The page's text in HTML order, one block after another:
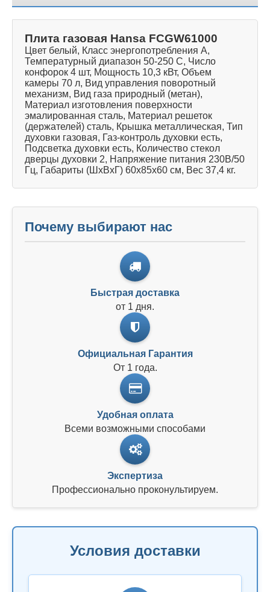
Плита газовая Hansa FCGW61000
Цвет белый, Класс энергопотребления А,
Температурный диапазон 50-250 С, Число
конфорок 4 шт, Мощность 10,3 кВт, Объем
камеры 70 л, Вид управления поворотный
механизм, Вид газа природный (метан),
Материал изготовления поверхности
эмалированная сталь, Материал решеток
(держателей) сталь, Крышка металлическая, Тип
духовки газовая, Газ-контроль духовки есть,
Подсветка духовки есть, Количество стекол
дверцы духовки 2, Напряжение питания 230В/50
Гц, Габариты (ШхВхГ) 60х85х60 см, Вес 37,4 кг.
Почему выбирают нас
Быстрая доставка
от 1 дня.
Официальная Гарантия
От 1 года.
Удобная оплата
Всеми возможными способами
Экспертиза
Профессионально проконультируем.
Условия доставки